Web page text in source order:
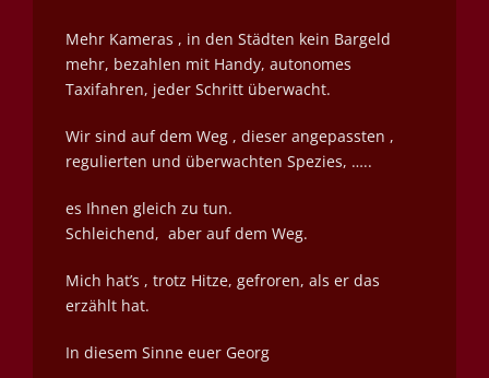
Mehr Kameras , in den Städten kein Bargeld
mehr, bezahlen mit Handy, autonomes
Taxifahren, jeder Schritt überwacht.
Wir sind auf dem Weg , dieser angepassten ,
regulierten und überwachten Spezies, …..
es Ihnen gleich zu tun.
Schleichend, aber auf dem Weg.
Mich hat’s , trotz Hitze, gefroren, als er das
erzählt hat.
In diesem Sinne euer Georg